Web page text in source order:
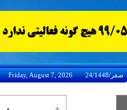
Friday, August 7, 2026 24/صفر/1448